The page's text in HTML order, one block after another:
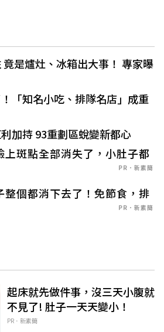
是爐灶、冰箱出大事！ 專家曝
「知名小吃、排隊名店」成重
加持 93重劃區蛻變新都心
上斑點全部消失了，小肚子都
PR．新素簡
整個都消下去了！免節食，排
PR．新素簡
起床就先做件事，沒三天小腹就
不見了! 肚子一天天變小！
PR．新素簡